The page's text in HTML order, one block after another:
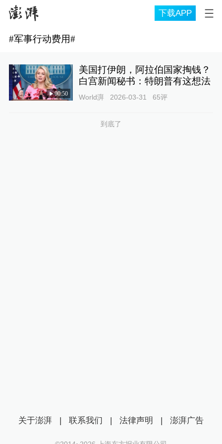
下载APP
#军事行动费用#
00:50
美国打伊朗，阿拉伯国家掏钱？
白宫新闻秘书：特朗普有这想法
World湃 2026-03-31 65评
到底了
关于澎湃 | 联系我们 | 法律声明 | 澎湃广告